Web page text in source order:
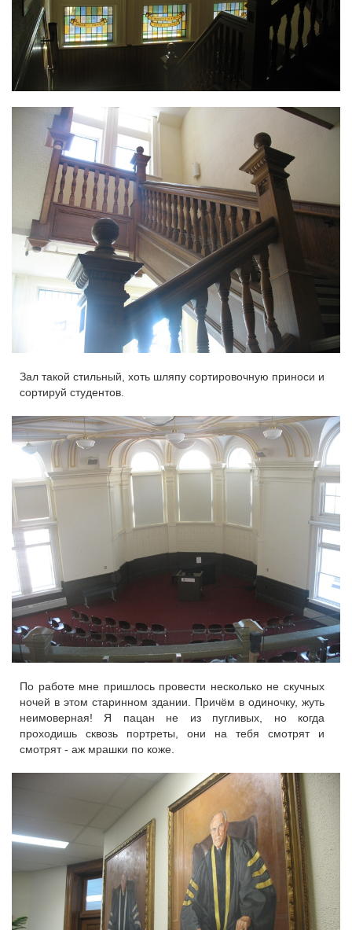
Зал такой стильный, хоть шляпу сортировочную приноси и
сортируй студентов.
По работе мне пришлось провести несколько не скучных
ночей в этом старинном здании. Причём в одиночку, жуть
неимоверная! Я пацан не из пугливых, но когда
проходишь сквозь портреты, они на тебя смотрят и
смотрят - аж мрашки по коже.